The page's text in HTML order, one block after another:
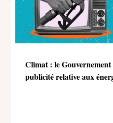
Climat : le
publicité relative aux